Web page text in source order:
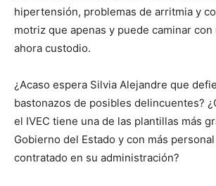
hipertensión, problemas de arritmia y
motriz que apenas y puede caminar
ahora custodio.
¿Acaso espera Silvia Alejandre que
bastonazos de posibles delincuentes?
el IVEC tiene una de las plantillas más
Gobierno del Estado y con más
contratado en su administración?